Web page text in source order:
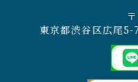
東京都渋谷区広尾